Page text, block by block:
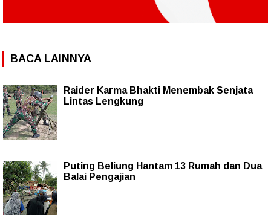
BACA LAINNYA
Raider Karma Bhakti Menembak Senjata
Lintas Lengkung
Puting Beliung Hantam 13 Rumah dan Dua
Balai Pengajian